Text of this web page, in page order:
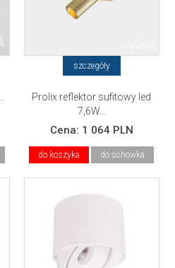
szczegóły
Prolix reflektor sufitowy led
7,6W...
Cena: 1 064 PLN
do koszyka do schowka